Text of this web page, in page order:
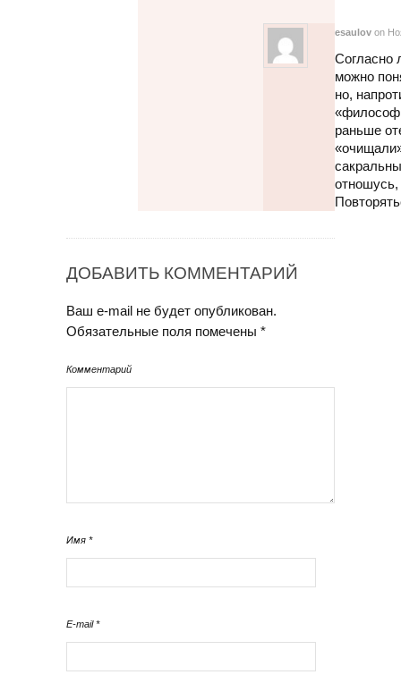
esaulov on
Согласно
можно
но,
раньше
ДОБАВИТЬ КОММЕНТАРИЙ
Ваш e-mail не будет опубликован.
Обязательные поля помечены *
Комментарий
Имя *
E-mail*